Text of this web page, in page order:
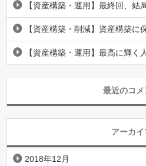
【資産構築・運用】最終回、
【資産構築・削減】資産構築に
【資産構築・運用】最高に輝く
最近のコメ
アーカイ
2018年12月